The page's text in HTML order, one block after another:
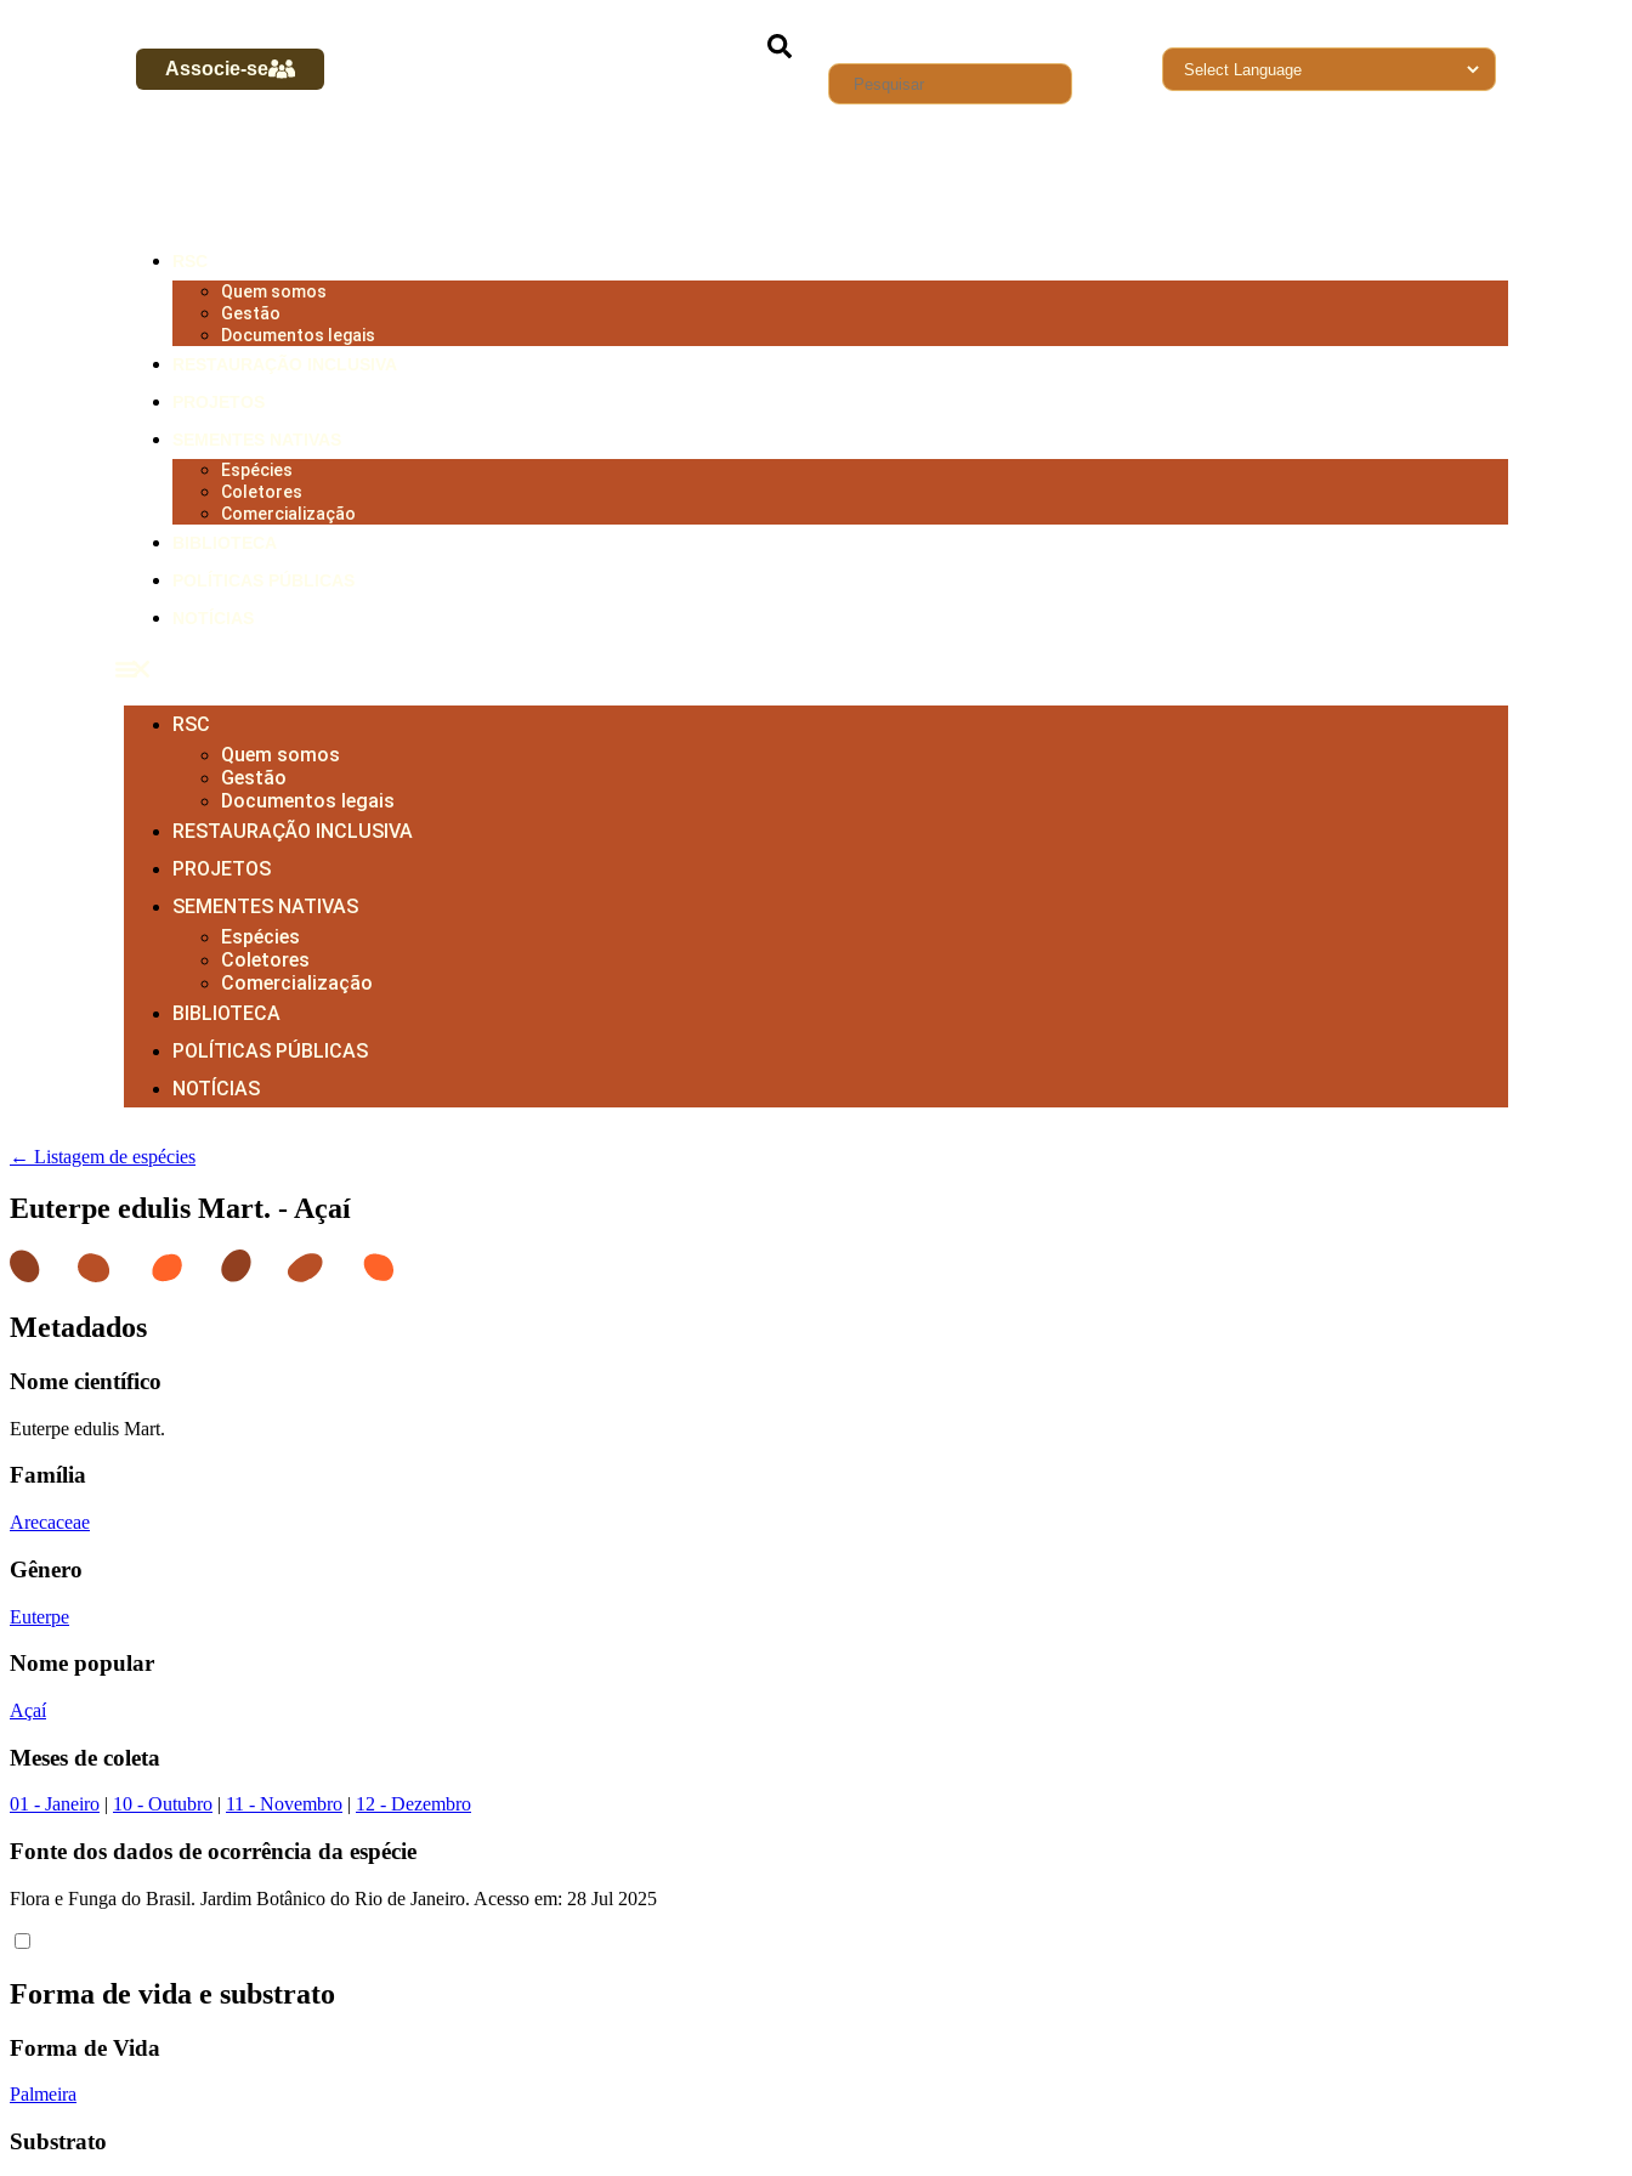
Associe-se
Quem somos
Gestão
Documentos legais
Espécies
Coletores
Comercialização
RSC
Quem somos
Gestão
Documentos legais
RESTAURAÇÃO INCLUSIVA
PROJETOS
SEMENTES NATIVAS
Espécies
Coletores
Comercialização
BIBLIOTECA
POLÍTICAS PÚBLICAS
NOTÍCIAS
← Listagem de espécies
Euterpe edulis Mart. - Açaí
Metadados
Nome científico
Euterpe edulis Mart.
Família
Arecaceae
Gênero
Euterpe
Nome popular
Açaí
Meses de coleta
01 - Janeiro | 10 - Outubro | 11 - Novembro | 12 - Dezembro
Fonte dos dados de ocorrência da espécie
Flora e Funga do Brasil. Jardim Botânico do Rio de Janeiro. Acesso em: 28 Jul 2025
Forma de vida e substrato
Forma de Vida
Palmeira
Substrato